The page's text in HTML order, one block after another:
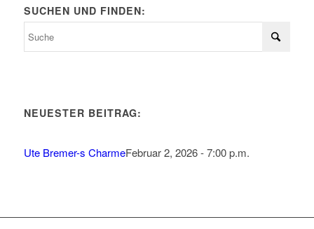
SUCHEN UND FINDEN:
NEUESTER BEITRAG:
Ute Bremer-s CharmeFebruar 2, 2026 - 7:00 p.m.